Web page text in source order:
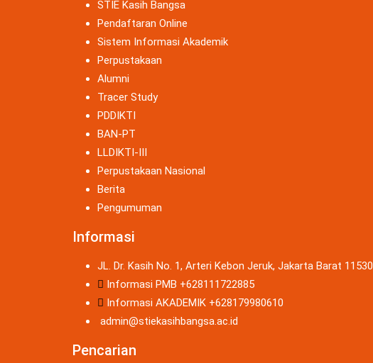
STIE Kasih Bangsa
Pendaftaran Online
Sistem Informasi Akademik
Perpustakaan
Alumni
Tracer Study
PDDIKTI
BAN-PT
LLDIKTI-III
Perpustakaan Nasional
Berita
Pengumuman
Informasi
JL. Dr. Kasih No. 1, Arteri Kebon Jeruk, Jakarta Barat 11530
Informasi PMB +628111722885
Informasi AKADEMIK +628179980610
admin@stiekasihbangsa.ac.id
Pencarian